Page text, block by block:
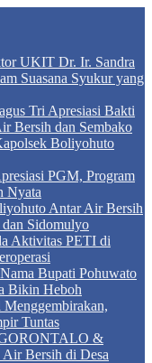
UKIT Dr. Ir. Sandra
Suasana Syukur yang
Tri Apresiasi Bakti
Bersih dan Sembako
Boliyohuto
PGM, Program
Nyata
Antar Air Bersih
Sidomulyo
Aktivitas PETI di
Bupati Pohuwato
Bikin Heboh
Tuntas
&
Bersih di Desa